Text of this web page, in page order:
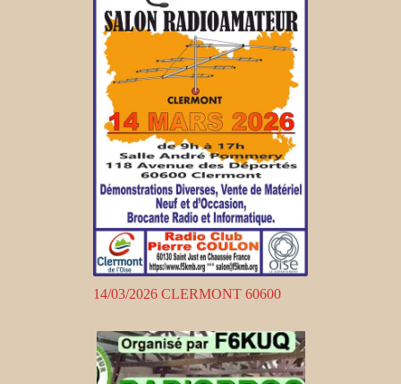
14/03/2026 CLERMONT 60600